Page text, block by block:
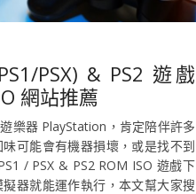
PSX) & PS2 遊戲
網站推薦
樂器 PlayStation，肯定陪伴許多
可能會有機器損壞，或是找不到
/ PSX & PS2 ROM ISO 遊戲下
器就能運作執行，本文幫大家搜